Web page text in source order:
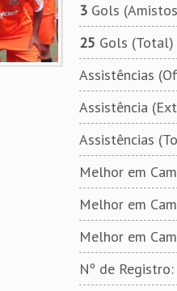
3Gols
25 Gols (Total)
Assistências
Assistência
Assistências
Melhor em
Melhor em
Melhor em
Nº de Registro: